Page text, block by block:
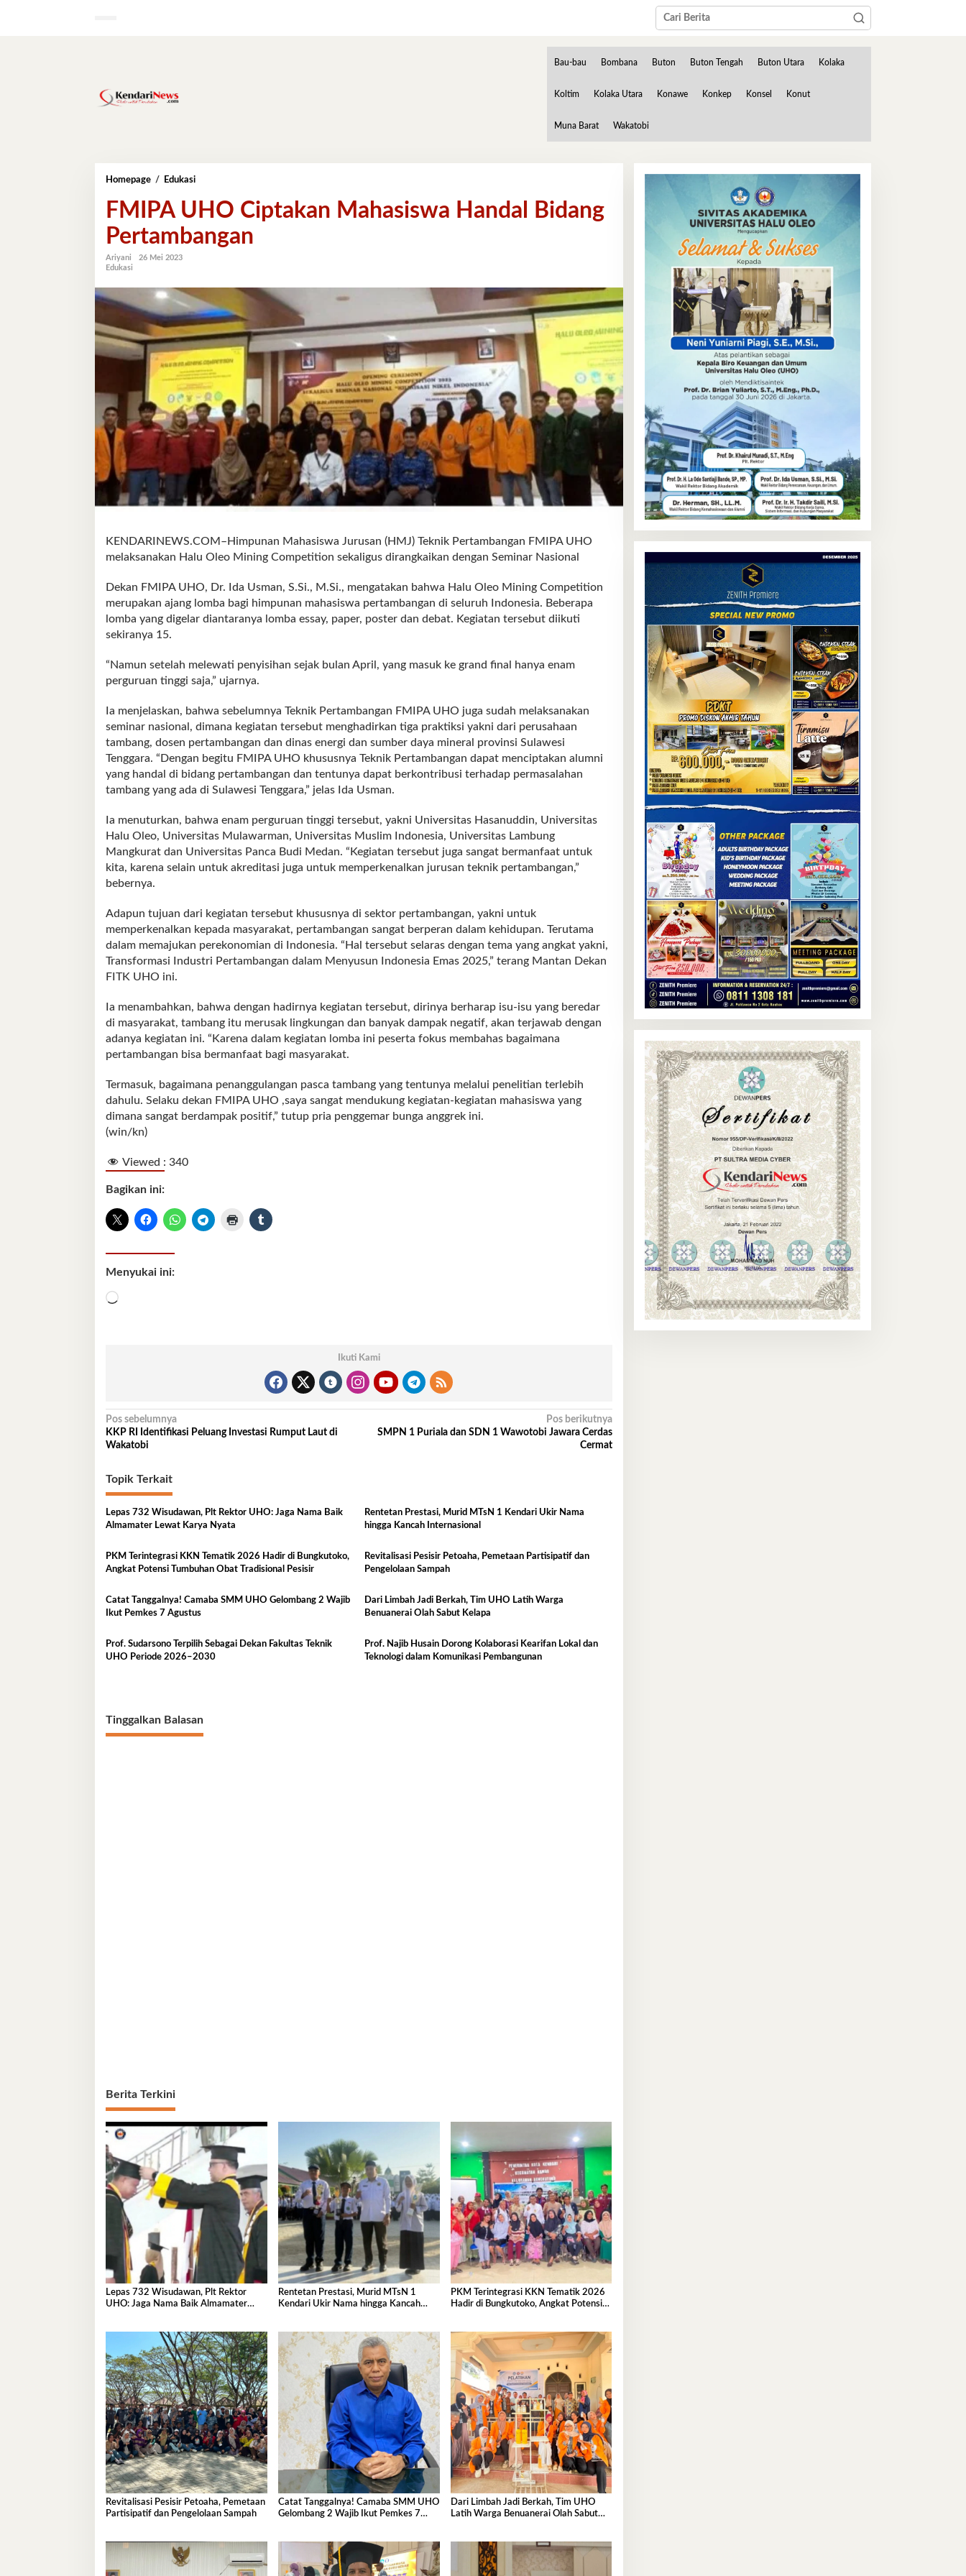
Bau-bau Bombana Buton Buton Tengah Buton Utara Kolaka
Koltim Kolaka Utara Konawe Konkep Konsel Konut
Muna Barat Wakatobi
Homepage / EdukasiFMIPA
Ciptakan
Mahasiswa
Handal
Bidang
FMIPA UHO Ciptakan Mahasiswa Handal Bidang
Pertambangan
Ariyani
26 Mei 2023
Edukasi
KENDARINEWS.COM–Himpunan Mahasiswa Jurusan (HMJ) Teknik Pertambangan FMIPA UHO
melaksanakan Halu Oleo Mining Competition sekaligus dirangkaikan dengan Seminar Nasional
Dekan FMIPA UHO, Dr. Ida Usman, S.Si., M.Si., mengatakan bahwa Halu Oleo Mining Competition
merupakan ajang lomba bagi himpunan mahasiswa pertambangan di seluruh Indonesia. Beberapa
lomba yang digelar diantaranya lomba essay, paper, poster dan debat. Kegiatan tersebut diikuti
sekiranya 15.
“Namun setelah melewati penyisihan sejak bulan April, yang masuk ke grand final hanya enam
perguruan tinggi saja,” ujarnya.
Ia menjelaskan, bahwa sebelumnya Teknik Pertambangan FMIPA UHO juga sudah melaksanakan
seminar nasional, dimana kegiatan tersebut menghadirkan tiga praktiksi yakni dari perusahaan
tambang, dosen pertambangan dan dinas energi dan sumber daya mineral provinsi Sulawesi
Tenggara. “Dengan begitu FMIPA UHO khususnya Teknik Pertambangan dapat menciptakan alumni
yang handal di bidang pertambangan dan tentunya dapat berkontribusi terhadap permasalahan
tambang yang ada di Sulawesi Tenggara,” jelas Ida Usman.
Ia menuturkan, bahwa enam perguruan tinggi tersebut, yakni Universitas Hasanuddin, Universitas
Halu Oleo, Universitas Mulawarman, Universitas Muslim Indonesia, Universitas Lambung
Mangkurat dan Universitas Panca Budi Medan. “Kegiatan tersebut juga sangat bermanfaat untuk
kita, karena selain untuk akreditasi juga untuk memperkenalkan jurusan teknik pertambangan,”
bebernya.
Adapun tujuan dari kegiatan tersebut khususnya di sektor pertambangan, yakni untuk
memperkenalkan kepada masyarakat, pertambangan sangat berperan dalam kehidupan. Terutama
dalam memajukan perekonomian di Indonesia. “Hal tersebut selaras dengan tema yang angkat yakni,
Transformasi Industri Pertambangan dalam Menyusun Indonesia Emas 2025,” terang Mantan Dekan
FITK UHO ini.
Ia menambahkan, bahwa dengan hadirnya kegiatan tersebut, dirinya berharap isu-isu yang beredar
di masyarakat, tambang itu merusak lingkungan dan banyak dampak negatif, akan terjawab dengan
adanya kegiatan ini. “Karena dalam kegiatan lomba ini peserta fokus membahas bagaimana
pertambangan bisa bermanfaat bagi masyarakat.
Termasuk, bagaimana penanggulangan pasca tambang yang tentunya melalui penelitian terlebih
dahulu. Selaku dekan FMIPA UHO ,saya sangat mendukung kegiatan-kegiatan mahasiswa yang
dimana sangat berdampak positif,” tutup pria penggemar bunga anggrek ini.
(win/kn)
Viewed : 340
Bagikan ini:
Menyukai ini:
Memuat...
Ikuti Kami
Navigasi
pos
Pos sebelumnya
KKP RI Identifikasi Peluang Investasi Rumput Laut di
Wakatobi
Pos berikutnya
SMPN 1 Puriala dan SDN 1 Wawotobi Jawara Cerdas
Cermat
Topik Terkait
Lepas 732 Wisudawan, Plt Rektor UHO: Jaga Nama Baik
Almamater Lewat Karya Nyata
Rentetan Prestasi, Murid MTsN 1 Kendari Ukir Nama
hingga Kancah Internasional
PKM Terintegrasi KKN Tematik 2026 Hadir di Bungkutoko,
Angkat Potensi Tumbuhan Obat Tradisional Pesisir
Revitalisasi Pesisir Petoaha, Pemetaan Partisipatif dan
Pengelolaan Sampah
Catat Tanggalnya! Camaba SMM UHO Gelombang 2 Wajib
Ikut Pemkes 7 Agustus
Dari Limbah Jadi Berkah, Tim UHO Latih Warga
Benuanerai Olah Sabut Kelapa
Prof. Sudarsono Terpilih Sebagai Dekan Fakultas Teknik
UHO Periode 2026–2030
Prof. Najib Husain Dorong Kolaborasi Kearifan Lokal dan
Teknologi dalam Komunikasi Pembangunan
Tinggalkan Balasan
Berita Terkini
Lepas 732 Wisudawan, Plt Rektor
UHO: Jaga Nama Baik Almamater
Rentetan Prestasi, Murid MTsN 1
Kendari Ukir Nama hingga Kancah
PKM Terintegrasi KKN Tematik 2026
Hadir di Bungkutoko, Angkat Potensi
Revitalisasi Pesisir Petoaha, Pemetaan
Partisipatif dan Pengelolaan Sampah
Catat Tanggalnya! Camaba SMM UHO
Gelombang 2 Wajib Ikut Pemkes 7
Dari Limbah Jadi Berkah, Tim UHO
Latih Warga Benuanerai Olah Sabut